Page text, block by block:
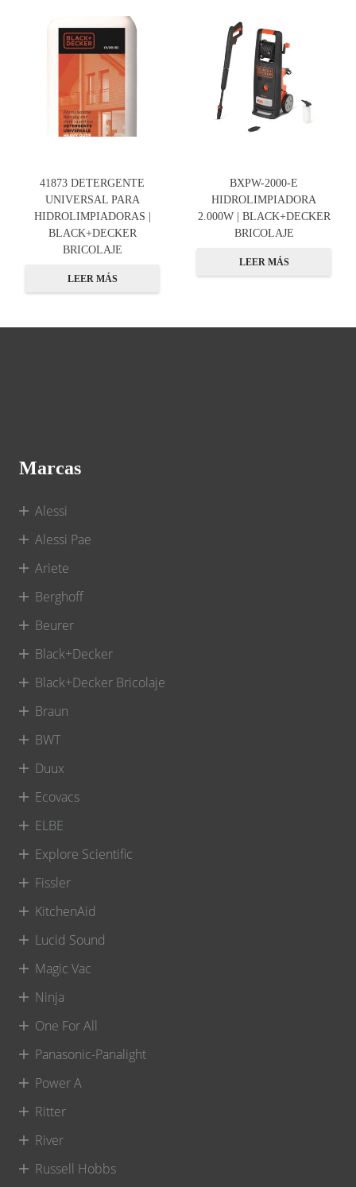
41873 DETERGENTE
UNIVERSAL PARA
HIDROLIMPIADORAS |
BLACK+DECKER
BRICOLAJE
LEER MÁS
BXPW-2000-E
HIDROLIMPIADORA
2.000W | BLACK+DECKER
BRICOLAJE
LEER MÁS
Marcas
Alessi
Alessi Pae
Ariete
Berghoff
Beurer
Black+Decker
Black+Decker Bricolaje
Braun
BWT
Duux
Ecovacs
ELBE
Explore Scientific
Fissler
KitchenAid
Lucid Sound
Magic Vac
Ninja
One For All
Panasonic-Panalight
Power A
Ritter
River
Russell Hobbs